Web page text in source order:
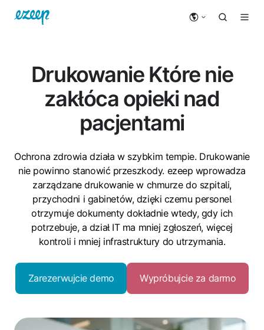
DrukowanieKtóre nie
zakłóca opieki nad
pacjentami
Ochrona zdrowia działa w szybkim tempie. Drukowanie
nie powinno stanowić przeszkody. ezeep wprowadza
zarządzane drukowanie w chmurze do szpitali,
przychodni i gabinetów, dzięki czemu personel
otrzymuje dokumenty dokładnie wtedy, gdy ich
potrzebuje, a dział IT ma mniej zgłoszeń, więcej
kontroli i mniej infrastruktury do utrzymania.
Zarezerwujcie demo Wypróbujcie za darmo